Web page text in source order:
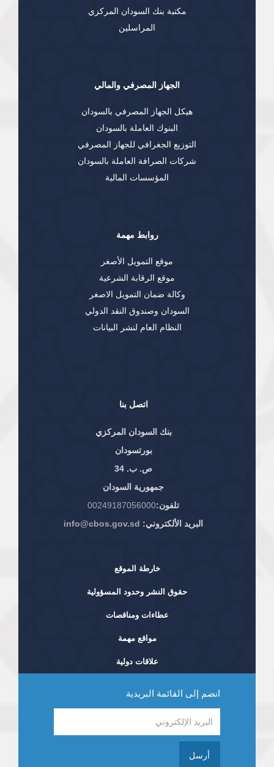
اتصل بنا
بنك السودان المركزي
بورتسودان
ص. ب. 34
جمهورية السودان
تلفون:00249187056000
البريد الألكتروني: info@cbos.gov.sd
مكتبة بنك السودان المركزي
المراسلين
الجهاز المصرفي والمالي
هيكل الجهاز المصرفي بالسودان
البنوك العاملة بالسودان
التوزيع الجغرافي للجهاز المصرفي
شركات الصرافة العاملة بالسودان
المؤسسات المالية
روابط مهمة
موقع التمويل الأصغر
موقع الرقابة الشرعية
وكالة ضمان التمويل الاصغر
السودان وصندوق النقد الدولي
النظام العام لنشر البيانات
خارطة الموقع
حقوق النشر وحدود المسؤولية
عطاءات ومناقصات
مواقع مهمة
علاقات دولية
انضم إلى القائمة البريدية
أرسل